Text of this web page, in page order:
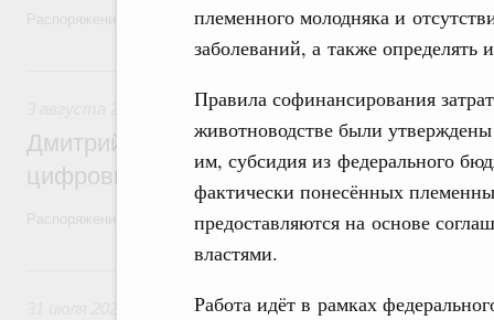
племенного молодняка и
заболеваний, а также
Правила софинансирования
животноводстве были
им, субсидия из федерального
фактически понесённых
предоставляются на основе
властями.
Работа идёт в рамках
Распоряжение от 3 августа 2026 года №2067-р
Регулирование в сфере торговли.
Дмитрий Григоренко возглавил штаб по
цифровых платформ
Распоряжение от 25 июля 2026 года №1966-р
Социальная поддержка отдельных